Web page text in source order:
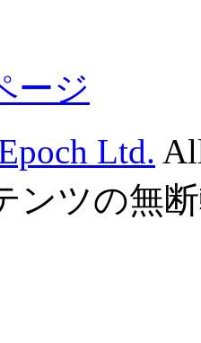
ージ
Ltd.
ンツの無